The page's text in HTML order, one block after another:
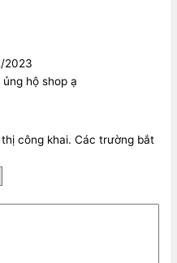
2023
hộ shop ạ
công khai. Các trường bắt